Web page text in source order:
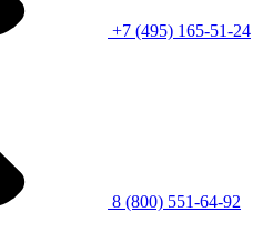
+7 (495) 165-51-24
8 (800) 551-64-92